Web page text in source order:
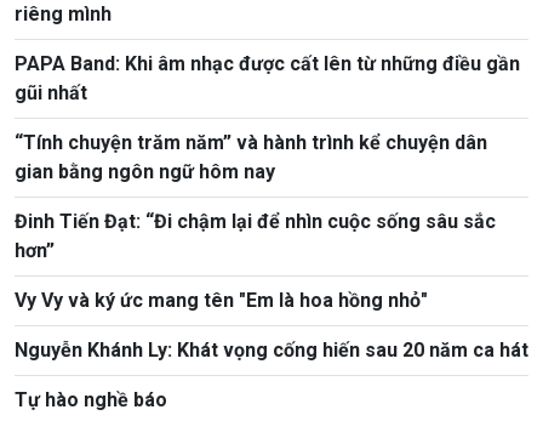
riêng mình
PAPA Band: Khi âm nhạc được cất lên từ những điều gần
gũi nhất
“Tính chuyện trăm năm” và hành trình kể chuyện dân
gian bằng ngôn ngữ hôm nay
Đinh Tiến Đạt: “Đi chậm lại để nhìn cuộc sống sâu sắc
hơn”
Vy Vy và ký ức mang tên "Em là hoa hồng nhỏ"
Nguyễn Khánh Ly: Khát vọng cống hiến sau 20 năm ca hát
Tự hào nghề báo